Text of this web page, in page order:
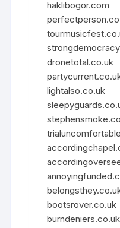
haklibogor.com
dronetotal.co.uk
lightalso.co.uk
bootsrover.co.uk
burndeniers.co.uk